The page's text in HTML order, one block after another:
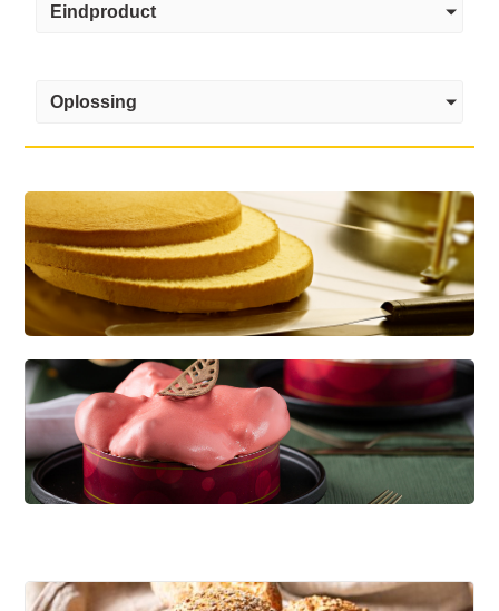
Eindproduct
Oplossing
CREDI KAPSEL
Dé basis voor diverse soorten gebak
Licht, luchtig en eiwitrijk broodje op basis van